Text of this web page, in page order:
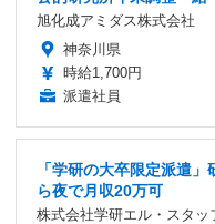
旭化成アミダス株式会社
神奈川県
時給1,700円
派遣社員
「学研の大卒限定派遣
ら夜で月収20万可
株式会社学研エル・スタッ